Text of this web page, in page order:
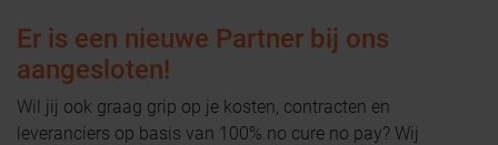
Er is een nieuwe Partner bij ons
aangesloten!
Wil jij ook graag grip op je kosten, contracten en
leveranciers op basis van 100% no cure no pay? Wij